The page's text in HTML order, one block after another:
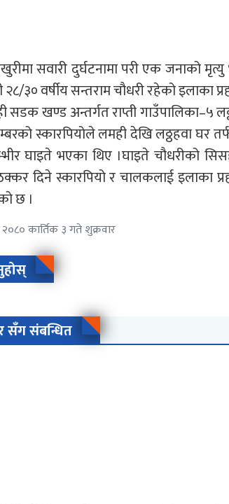
सवारी दुर्घटनामा परी एक जनाको
२८/३० वर्षीय सन्तराम चौधरी रहेको इलाका
सडक खण्ड अन्तर्गत राप्ती गाउँपालिका–५
स्कारपियोले लमही देखि लठ्ठहवा
घाइते भएका थिए ।घाइते चौधरीको
दिने स्कारपियो र चालकलाई इलाका
छ ।
२०८० कार्तिक ३ गते शुक्रवार
सँग संबन्धित